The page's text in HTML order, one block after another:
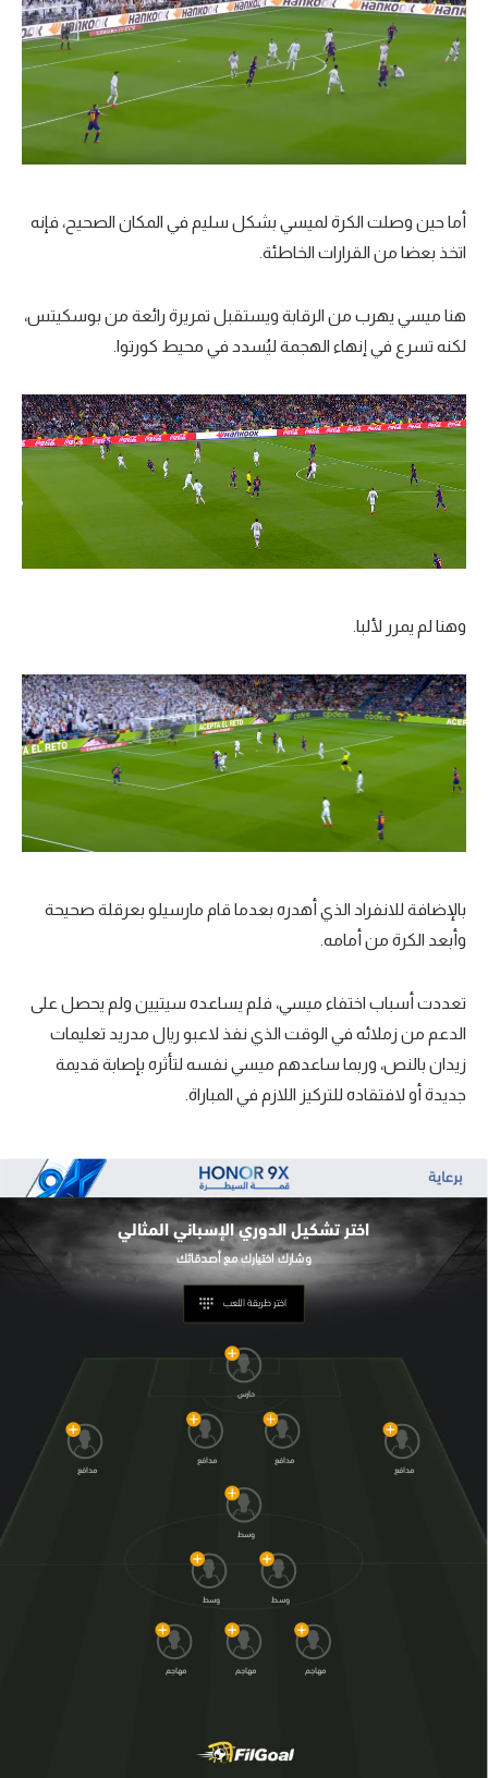
أما حين وصلت الكرة لميسي بشكل سليم في المكان الصحيح، فإنه
اتخذ بعضا من القرارات الخاطئة.
هنا ميسي يهرب من الرقابة ويستقبل تمريرة رائعة من بوسكيتس،
لكنه تسرع في إنهاء الهجمة ليُسدد في محيط كورتوا.
وهنا لم يمرر لألبا.
بالإضافة للانفراد الذي أهدره بعدما قام مارسيلو بعرقلة صحيحة
وأبعد الكرة من أمامه.
تعددت أسباب اختفاء ميسي، فلم يساعده سيتيين ولم يحصل على
الدعم من زملائه في الوقت الذي نفذ لاعبو ريال مدريد تعليمات
زيدان بالنص، وربما ساعدهم ميسي نفسه لتأثره بإصابة قديمة
جديدة أو لافتقاده للتركيز اللازم في المباراة.
اختر تشكيلالدوري الإسباني المثالي
وشارك اختيارك مع أصدقائك‎
اختر طريقة اللعب
حارس
مدافع
مدافع
مدافع
مدافع
وسط
وسط وسط
مهاجم مهاجم مهاجم